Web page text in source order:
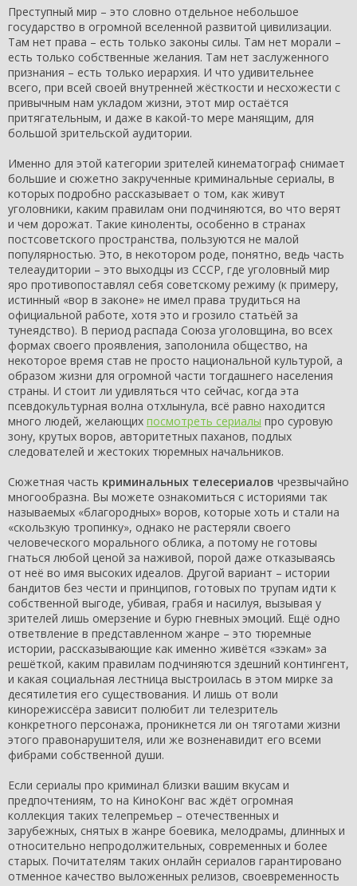
Преступный мир – это словно отдельное небольшое
государство в огромной вселенной развитой цивилизации.
Там нет права – есть только законы силы. Там нет морали –
есть только собственные желания. Там нет заслуженного
признания – есть только иерархия. И что удивительнее
всего, при всей своей внутренней жёсткости и несхожести с
привычным нам укладом жизни, этот мир остаётся
притягательным, и даже в какой-то мере манящим, для
большой зрительской аудитории.
Именно для этой категории зрителей кинематограф снимает
большие и сюжетно закрученные криминальные сериалы, в
которых подробно рассказывает о том, как живут
уголовники, каким правилам они подчиняются, во что верят
и чем дорожат. Такие киноленты, особенно в странах
постсоветского пространства, пользуются не малой
популярностью. Это, в некотором роде, понятно, ведь часть
телеаудитории – это выходцы из СССР, где уголовный мир
яро противопоставлял себя советскому режиму (к примеру,
истинный «вор в законе» не имел права трудиться на
официальной работе, хотя это и грозило статьёй за
тунеядство). В период распада Союза уголовщина, во всех
формах своего проявления, заполонила общество, на
некоторое время став не просто национальной культурой, а
образом жизни для огромной части тогдашнего населения
страны. И стоит ли удивляться что сейчас, когда эта
псевдокультурная волна отхлынула, всё равно находится
много людей, желающих посмотреть сериалы про суровую
зону, крутых воров, авторитетных паханов, подлых
следователей и жестоких тюремных начальников.
Сюжетная часть криминальных телесериалов чрезвычайно
многообразна. Вы можете ознакомиться с историями так
называемых «благородных» воров, которые хоть и стали на
«скользкую тропинку», однако не растеряли своего
человеческого морального облика, а потому не готовы
гнаться любой ценой за наживой, порой даже отказываясь
от неё во имя высоких идеалов. Другой вариант – истории
бандитов без чести и принципов, готовых по трупам идти к
собственной выгоде, убивая, грабя и насилуя, вызывая у
зрителей лишь омерзение и бурю гневных эмоций. Ещё одно
ответвление в представленном жанре – это тюремные
истории, рассказывающие как именно живётся «зэкам» за
решёткой, каким правилам подчиняются здешний контингент,
и какая социальная лестница выстроилась в этом мирке за
десятилетия его существования. И лишь от воли
кинорежиссёра зависит полюбит ли телезритель
конкретного персонажа, проникнется ли он тяготами жизни
этого правонарушителя, или же возненавидит его всеми
фибрами собственной души.
Если сериалы про криминал близки вашим вкусам и
предпочтениям, то на КиноКонг вас ждёт огромная
коллекция таких телепремьер – отечественных и
зарубежных, снятых в жанре боевика, мелодрамы, длинных и
относительно непродолжительных, современных и более
старых. Почитателям таких онлайн сериалов гарантировано
отменное качество выложенных релизов, своевременность